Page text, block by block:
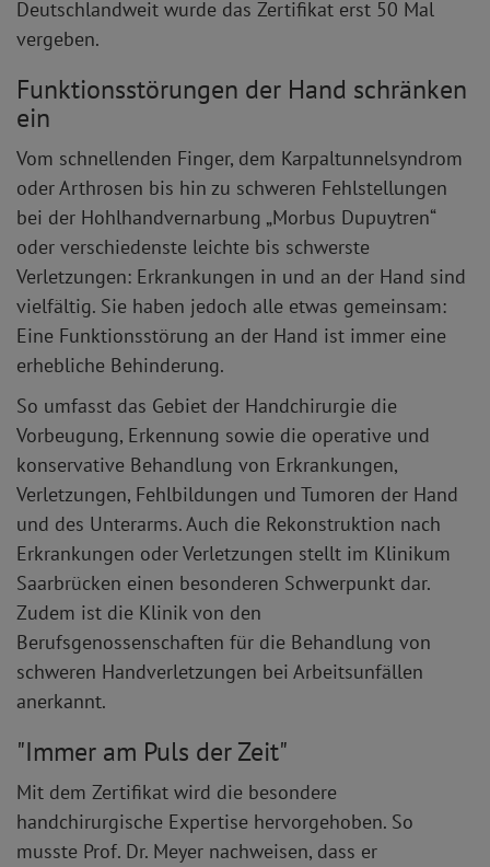
Deutschlandweit wurde das Zertifikat erst 50 Mal
vergeben.
Funktionsstörungen der Hand schränken
ein
Vom schnellenden Finger, dem Karpaltunnelsyndrom
oder Arthrosen bis hin zu schweren Fehlstellungen
bei der Hohlhandvernarbung „Morbus Dupuytren“
oder verschiedenste leichte bis schwerste
Verletzungen: Erkrankungen in und an der Hand sind
vielfältig. Sie haben jedoch alle etwas gemeinsam:
Eine Funktionsstörung an der Hand ist immer eine
erhebliche Behinderung.
So umfasst das Gebiet der Handchirurgie die
Vorbeugung, Erkennung sowie die operative und
konservative Behandlung von Erkrankungen,
Verletzungen, Fehlbildungen und Tumoren der Hand
und des Unterarms. Auch die Rekonstruktion nach
Erkrankungen oder Verletzungen stellt im Klinikum
Saarbrücken einen besonderen Schwerpunkt dar.
Zudem ist die Klinik von den
Berufsgenossenschaften für die Behandlung von
schweren Handverletzungen bei Arbeitsunfällen
anerkannt.
"Immer am Puls der Zeit"
Mit dem Zertifikat wird die besondere
handchirurgische Expertise hervorgehoben. So
musste Prof. Dr. Meyer nachweisen, dass er